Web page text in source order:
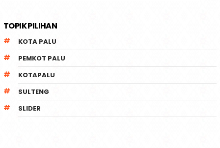
TOPIK PILIHAN
KOTA PALU
PEMKOT PALU
KOTAPALU
SULTENG
SLIDER